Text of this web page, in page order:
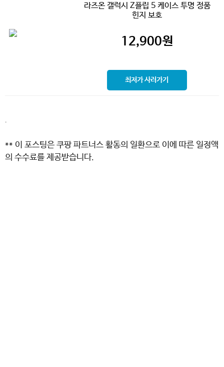
라즈온 갤럭시 Z플립 5 케이스 투명 정품
힌지 보호
12,900원
최저가 사러가기
.
** 이 포스팅은 쿠팡 파트너스 활동의 일환으로 이에 따른 일정액
의 수수료를 제공받습니다.